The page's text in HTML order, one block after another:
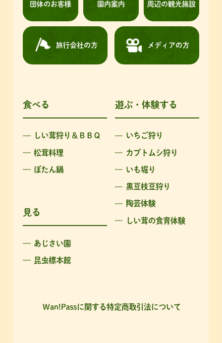
団体のお客様 園内案内 周辺の観光施設
旅行会社の方 メディアの方
食べる
しい茸狩り＆ＢＢＱ
松茸料理
ぼたん鍋
遊ぶ・体験する
いちご狩り
カブトムシ狩り
いも堀り
黒豆枝豆狩り
陶芸体験
しい茸の食育体験
見る
あじさい園
昆虫標本館
Wan!Passに関する特定商取引法について